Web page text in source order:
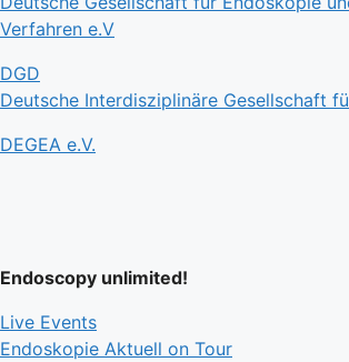
Verfahren e.V
DGD
Deutsche Interdisziplinäre Gesellschaft
DEGEA e.V.
Endoscopy unlimited!
Live Events
Endoskopie Aktuell on Tour